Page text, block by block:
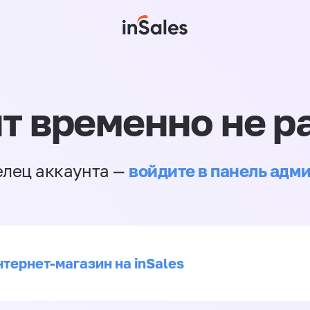
временно не
аккаунта — войдите в панель
магазин на inSales